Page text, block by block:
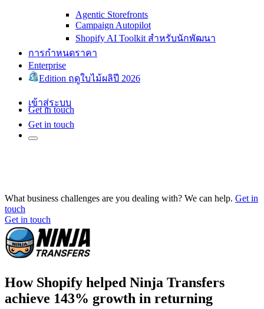
Agentic Storefronts
Campaign Autopilot
Shopify AI Toolkit สำหรับนักพัฒนา
การกำหนดราคา
Enterprise
Edition ฤดูใบไม้ผลิปี 2026
เข้าสู่ระบบ
Get in touch
Get in touch
What business challenges are you dealing with? We can help. Get in
touch
Get in touch
How Shopify helped Ninja Transfers
achieve 143% growth in returning